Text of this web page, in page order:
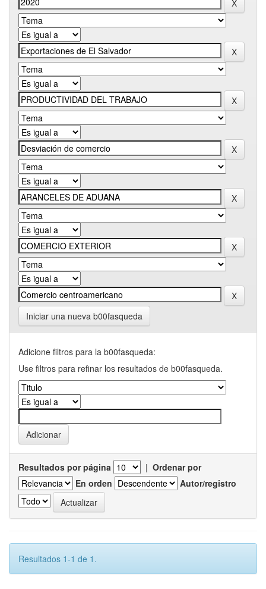
Iniciar una nueva b00fasqueda
Adicione filtros para la b00fasqueda:
Use filtros para refinar los resultados de b00fasqueda.
Resultados por página | Ordenar por
En orden
Autor/registro
Resultados 1-1 de 1.